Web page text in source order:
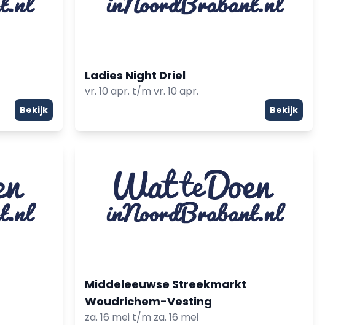
Bekijk
Ladies Night Driel
vr. 10 apr. t/m vr. 10 apr.
Bekijk
Middeleeuwse Streekmarkt
Woudrichem-Vesting
za. 16 mei t/m za. 16 mei